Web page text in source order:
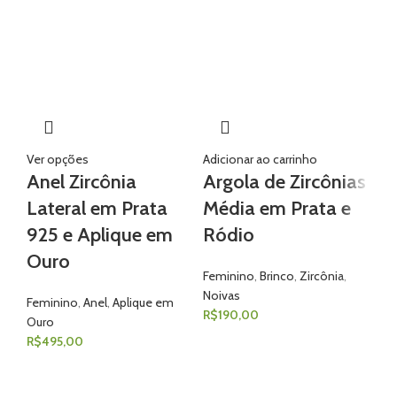
Ver opções
Anel Zircônia
Lateral em Prata
925 e Aplique em
Ouro
Feminino, Anel, Aplique em
Ouro
R$495,00
Adicionar ao carrinho
Argola de Zircônias
Média em Prata e
Ródio
Feminino, Brinco, Zircônia,
Noivas
R$190,00